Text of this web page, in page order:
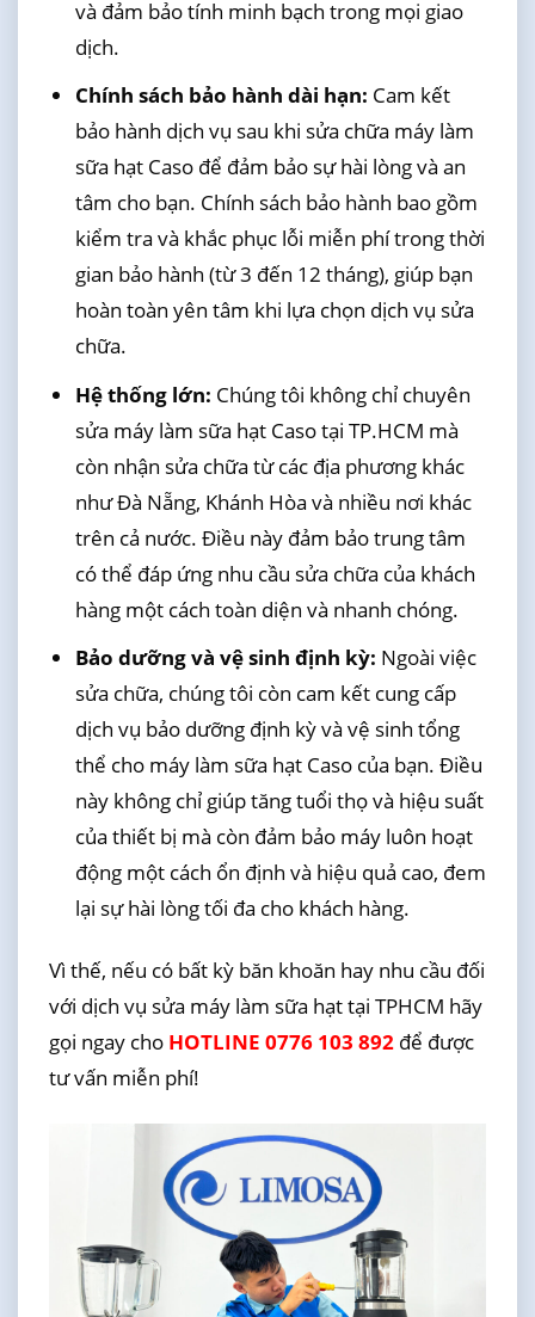
và đảm bảo tính minh bạch trong mọi giao
dịch.
Chính sách bảo hành dài hạn: Cam kết
bảo hành dịch vụ sau khi sửa chữa máy làm
sữa hạt Caso để đảm bảo sự hài lòng và an
tâm cho bạn. Chính sách bảo hành bao gồm
kiểm tra và khắc phục lỗi miễn phí trong thời
gian bảo hành (từ 3 đến 12 tháng), giúp bạn
hoàn toàn yên tâm khi lựa chọn dịch vụ sửa
chữa.
Hệ thống lớn: Chúng tôi không chỉ chuyên
sửa máy làm sữa hạt Caso tại TP.HCM mà
còn nhận sửa chữa từ các địa phương khác
như Đà Nẵng, Khánh Hòa và nhiều nơi khác
trên cả nước. Điều này đảm bảo trung tâm
có thể đáp ứng nhu cầu sửa chữa của khách
hàng một cách toàn diện và nhanh chóng.
Bảo dưỡng và vệ sinh định kỳ: Ngoài việc
sửa chữa, chúng tôi còn cam kết cung cấp
dịch vụ bảo dưỡng định kỳ và vệ sinh tổng
thể cho máy làm sữa hạt Caso của bạn. Điều
này không chỉ giúp tăng tuổi thọ và hiệu suất
của thiết bị mà còn đảm bảo máy luôn hoạt
động một cách ổn định và hiệu quả cao, đem
lại sự hài lòng tối đa cho khách hàng.
Vì thế, nếu có bất kỳ băn khoăn hay nhu cầu đối
với dịch vụ sửa máy làm sữa hạt tại TPHCM hãy
gọi ngay cho HOTLINE 0776 103 892để được
tư vấn miễn phí!